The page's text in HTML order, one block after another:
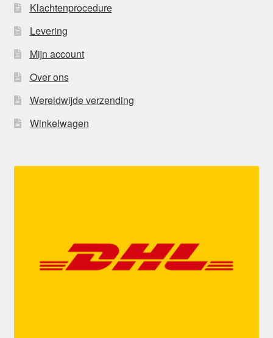
Klachtenprocedure
Levering
Mijn account
Over ons
Wereldwijde verzending
Winkelwagen